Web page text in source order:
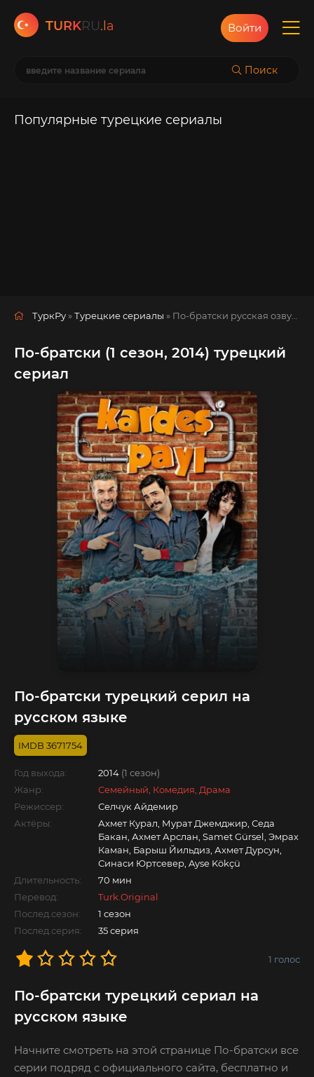
TURKRU.la
Поиск
Войти
Популярные турецкие сериалы
ТуркРу »Турецкие сериалы » По-братски русская озвучка смотреть полностью онлайн!
По-братски (1 сезон, 2014) турецкий
сериал
По-братски турецкий серил на
русском языке
3671754
Год выхода: 2014 (1 сезон)
Жанр:
Семейный, Комедия, Драма
Режиссер:
Селчук Айдемир
Актёры:
Ахмет Курал, Мурат Джемджир, Седа
Бакан, Ахмет Арслан, Samet Gürsel, Эмрах
Каман, Барыш Йильдиз, Ахмет Дурсун,
Синаси Юртсевер, Ayse Kökçü
Длительность:
70 мин
Перевод:
Turk.Original
Послед.сезон:
1 сезон
Послед.серия:
35 серия
1 голос
По-братски турецкий сериал на
русском языке
Начните смотреть на этой странице По-братски все
серии подряд с официального сайта, бесплатно и